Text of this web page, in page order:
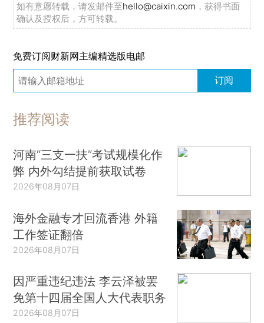
如有意愿转载，请发邮件至hello@caixin.com ，获得书面
确认及授权后，方可转载。
免费订阅财新网主编精选版电邮
订阅
推荐阅读
河南“三支一扶”考试规模化作
弊 内外勾结提前获取试卷
2026年08月07日
海外金融专才回流香港 外籍
工作签证翻倍
2026年08月07日
因严重违纪违法 李云泽被罢
免第十四届全国人大代表职务
2026年08月07日